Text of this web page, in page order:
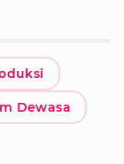
Dewasa